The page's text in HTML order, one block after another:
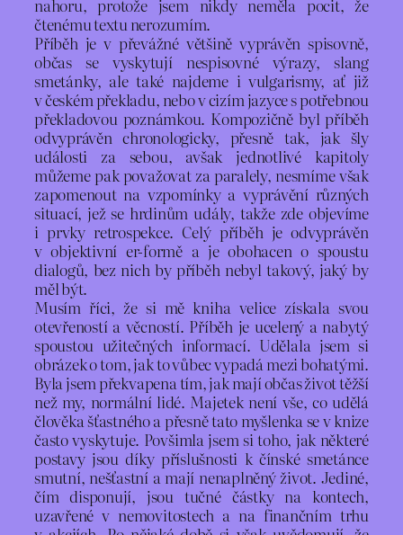
nahoru, protože jsem nikdy neměla pocit, že
čtenému textu nerozumím.
Příběh je v převážné většině vyprávěn spisovně,
občas se vyskytují nespisovné výrazy, slang
smetánky, ale také najdeme i vulgarismy, ať již
v českém překladu, nebo v cizím jazyce s potřebnou
překladovou poznámkou. Kompozičně byl příběh
odvyprávěn chronologicky, přesně tak, jak šly
události za sebou, avšak jednotlivé kapitoly
můžeme pak považovat za paralely, nesmíme však
zapomenout na vzpomínky a vyprávění různých
situací, jež se hrdinům udály, takže zde objevíme
i prvky retrospekce. Celý příběh je odvyprávěn
v objektivní er-formě a je obohacen o spoustu
dialogů, bez nich by příběh nebyl takový, jaký by
měl být.
Musím říci, že si mě kniha velice získala svou
otevřeností a věcností. Příběh je ucelený a nabytý
spoustou užitečných informací. Udělala jsem si
obrázek o tom, jak to vůbec vypadá mezi bohatými.
Byla jsem překvapena tím, jak mají občas život těžší
než my, normální lidé. Majetek není vše, co udělá
člověka šťastného a přesně tato myšlenka se v knize
často vyskytuje. Povšimla jsem si toho, jak některé
postavy jsou díky příslušnosti k čínské smetánce
smutní, nešťastní a mají nenaplněný život. Jediné,
čím disponují, jsou tučné částky na kontech,
uzavřené v nemovitostech a na finančním trhu